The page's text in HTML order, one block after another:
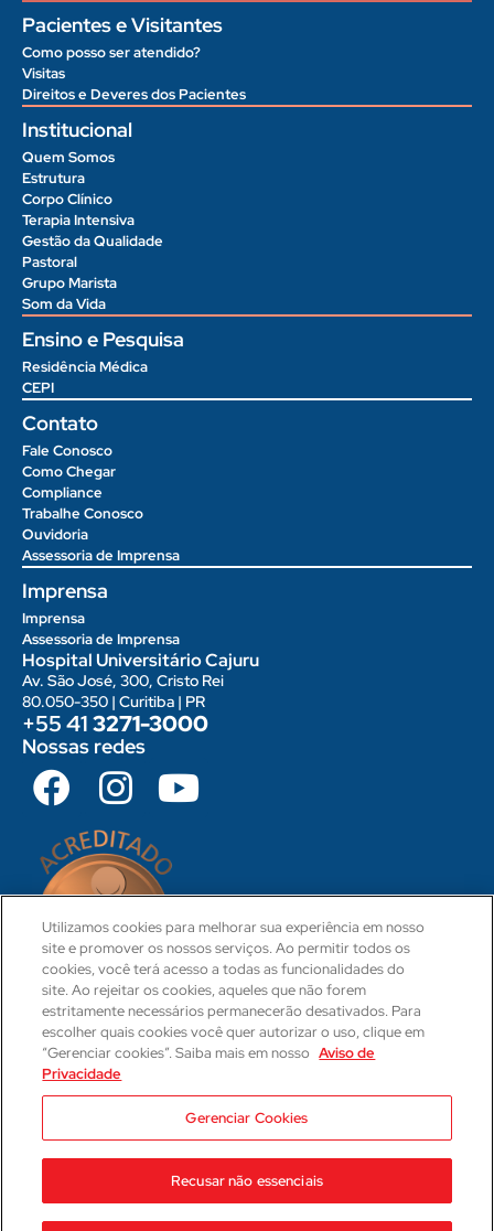
Pacientes e Visitantes
Como posso ser atendido?
Visitas
Direitos e Deveres dos Pacientes
Institucional
Quem Somos
Estrutura
Corpo Clínico
Terapia Intensiva
Gestão da Qualidade
Pastoral
Grupo Marista
Som da Vida
Ensino e Pesquisa
Residência Médica
CEPI
Contato
Fale Conosco
Como Chegar
Compliance
Trabalhe Conosco
Ouvidoria
Assessoria de Imprensa
Imprensa
Imprensa
Assessoria de Imprensa
Hospital Universitário Cajuru
Av. São José, 300, Cristo Rei
80.050-350 | Curitiba | PR
+55 413271-3000
Nossas redes
CRM 31-PR
Responsável Técnica Médica
CRM: 29623-PR | RQE: 21593
Utilizamos cookies para melhorar sua experiência em nosso
site e promover os nossos serviços. Ao permitir todos os
cookies, você terá acesso a todas as funcionalidades do
site. Ao rejeitar os cookies, aqueles que não forem
estritamente necessários permanecerão desativados. Para
escolher quais cookies você quer autorizar o uso, clique em
“Gerenciar cookies”. Saiba mais em nosso Aviso de
Privacidade
Gerenciar Cookies
Recusar não essenciais